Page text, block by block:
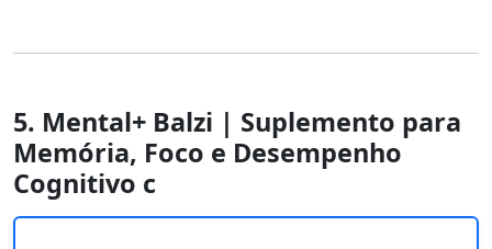
5. Mental+ Balzi | Suplemento para
Memória, Foco e Desempenho
Cognitivo c